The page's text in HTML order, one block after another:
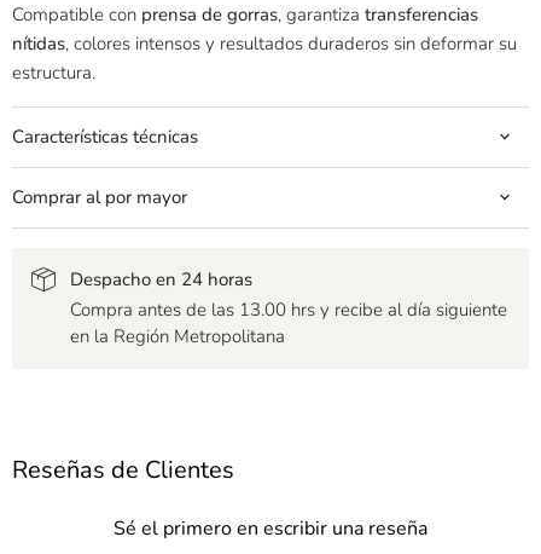
Compatible con prensa de gorras, garantiza transferencias
nítidas, colores intensos y resultados duraderos sin deformar su
estructura.
Características técnicas
Comprar al por mayor
Despacho en 24 horas
Compra antes de las 13.00 hrs y recibe al día siguiente
en la Región Metropolitana
Reseñas de Clientes
Sé el primero en escribir una reseña